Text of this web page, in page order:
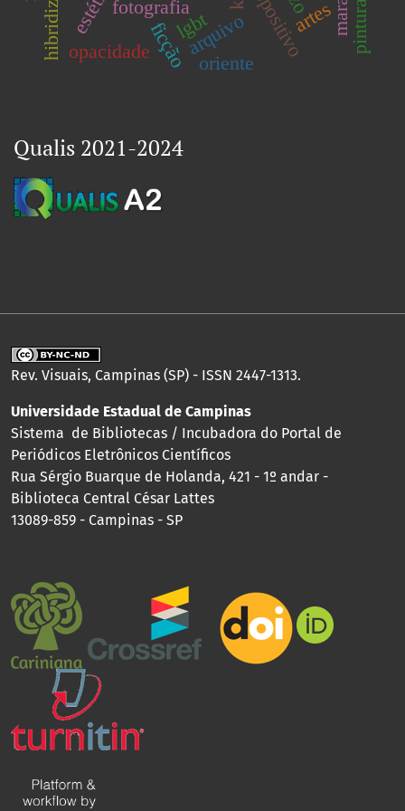
fotografia
ficção
opacidade arquivo artes
lgbt
oriente
Qualis 2021-2024
Rev. Visuais, Campinas (SP) - ISSN 2447-1313.
Universidade Estadual de Campinas
Sistema de Bibliotecas / Incubadora do Portal de
Periódicos Eletrônicos Científicos
Rua Sérgio Buarque de Holanda, 421 - 1º andar -
Biblioteca Central César Lattes
13089-859 - Campinas - SP